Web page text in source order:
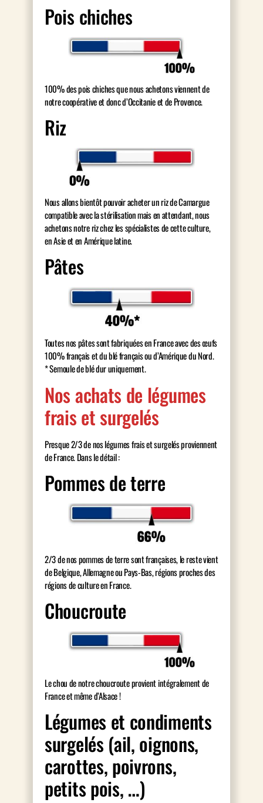
Pois chiches
100% des pois chiches que nous achetons viennent de
notre coopérative et donc d’Occitanie et de Provence.
Riz
Nous allons bientôt pouvoir acheter un riz de Camargue
compatible avec la stérilisation mais en attendant, nous
achetons notre riz chez les spécialistes de cette culture,
en Asie et en Amérique latine.
Pâtes
Toutes nos pâtes sont fabriquées en France avec des œufs
100% français et du blé français ou d’Amérique du Nord.
* Semoule de blé dur uniquement.
Nos achats de légumes
frais et surgelés
Presque 2/3 de nos légumes frais et surgelés proviennent
de France. Dans le détail :
Pommes de terre
2/3 de nos pommes de terre sont françaises, le reste vient
de Belgique, Allemagne ou Pays-Bas, régions proches des
régions de culture en France.
Choucroute
Le chou de notre choucroute provient intégralement de
France et même d’Alsace !
Légumes et condiments
surgelés (ail, oignons,
carottes, poivrons,
petits pois, …)